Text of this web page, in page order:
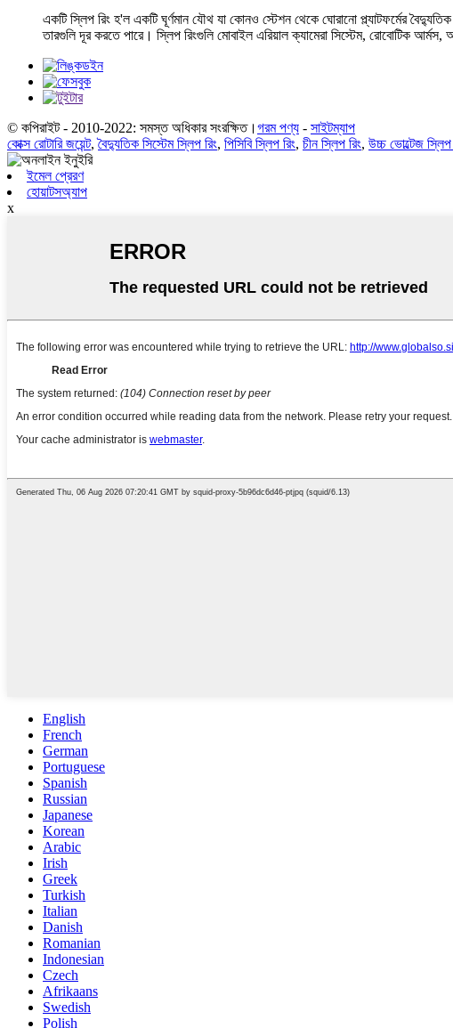
একটি স্লিপ রিং হ'ল একটি ঘূর্ণমান যৌথ যা কোনও স্টেশন থেকে ঘোরানো প্ল্যাটফর্মের
তারগুলি দূর করতে পারে। স্লিপ রিংগুলি মোবাইল এরিয়াল ক্যামেরা সিস্টেম, রোবোটিক আর্মস,
© কপিরাইট - 2010-2022: সমস্ত অধিকার সংরক্ষিত। গরম পণ্য - সাইটম্যাপ
কোক্স রোটারি জয়েন্ট,বৈদ্যুতিক সিস্টেম স্লিপ রিং, পিসিবি স্লিপ রিং, চীন স্লিপ রিং, উচ্চ ভোল্টেজ স্লিপ
ইমেল প্রেরণ
হোয়াটসঅ্যাপ
x
English
French
German
Portuguese
Spanish
Russian
Japanese
Korean
Arabic
Irish
Greek
Turkish
Italian
Danish
Romanian
Indonesian
Czech
Afrikaans
Swedish
Polish